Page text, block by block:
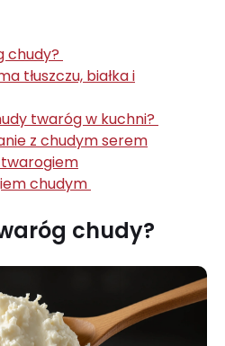
chudy?
tłuszczu, białka i
twaróg w kuchni?
z chudym serem
chudym
chudy?